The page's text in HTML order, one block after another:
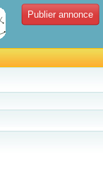
Publier annonce